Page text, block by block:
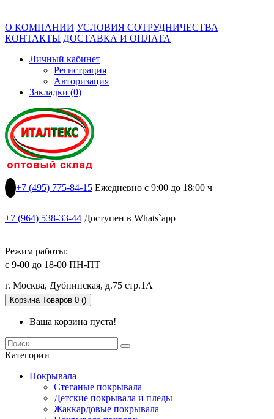
О КОМПАНИИ УСЛОВИЯ СОТРУДНИЧЕСТВА
КОНТАКТЫ ДОСТАВКА И ОПЛАТА
Личный кабинет
Регистрация
Авторизация
Закладки (0)
+7 (495) 775-84-15 Ежедневно с 9:00 до 18:00 ч
+7 (964) 538-33-44 Доступен в Whats`app
Режим работы:
с 9-00 до 18-00 ПН-ПТ
г. Москва, Дубнинская, д.75 стр.1А
Корзина Товаров 0 ()
Ваша корзина пуста!
Категории
Покрывала
Стеганые покрывала
Детские покрывала и пледы
Жаккардовые покрывала